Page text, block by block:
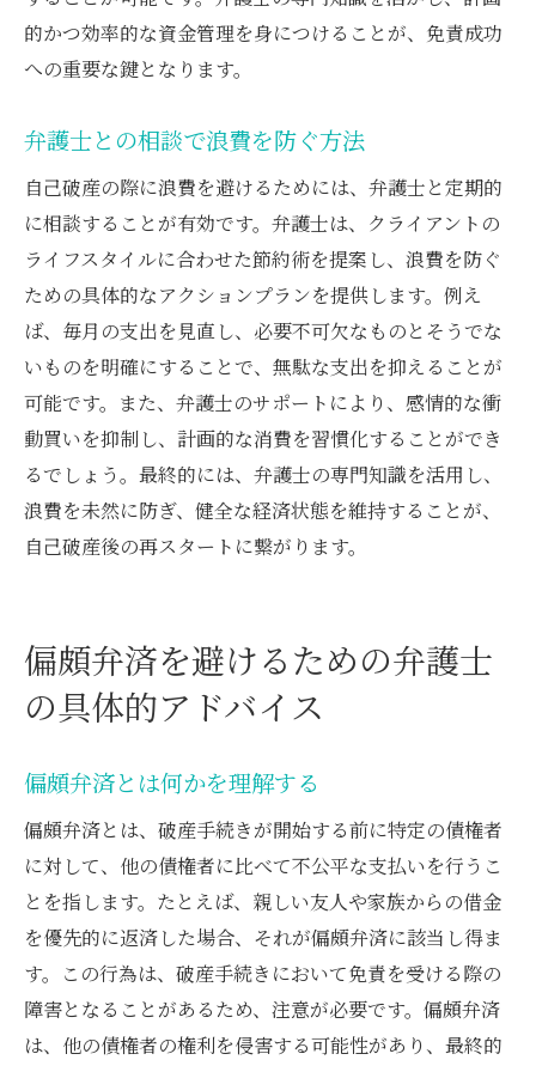
的かつ効率的な資金管理を身につけることが、免責成功
への重要な鍵となります。
弁護士との相談で浪費を防ぐ方法
自己破産の際に浪費を避けるためには、弁護士と定期的
に相談することが有効です。弁護士は、クライアントの
ライフスタイルに合わせた節約術を提案し、浪費を防ぐ
ための具体的なアクションプランを提供します。例え
ば、毎月の支出を見直し、必要不可欠なものとそうでな
いものを明確にすることで、無駄な支出を抑えることが
可能です。また、弁護士のサポートにより、感情的な衝
動買いを抑制し、計画的な消費を習慣化することができ
るでしょう。最終的には、弁護士の専門知識を活用し、
浪費を未然に防ぎ、健全な経済状態を維持することが、
自己破産後の再スタートに繋がります。
偏頗弁済を避けるための弁護士
の具体的アドバイス
偏頗弁済とは何かを理解する
偏頗弁済とは、破産手続きが開始する前に特定の債権者
に対して、他の債権者に比べて不公平な支払いを行うこ
とを指します。たとえば、親しい友人や家族からの借金
を優先的に返済した場合、それが偏頗弁済に該当し得ま
す。この行為は、破産手続きにおいて免責を受ける際の
障害となることがあるため、注意が必要です。偏頗弁済
は、他の債権者の権利を侵害する可能性があり、最終的